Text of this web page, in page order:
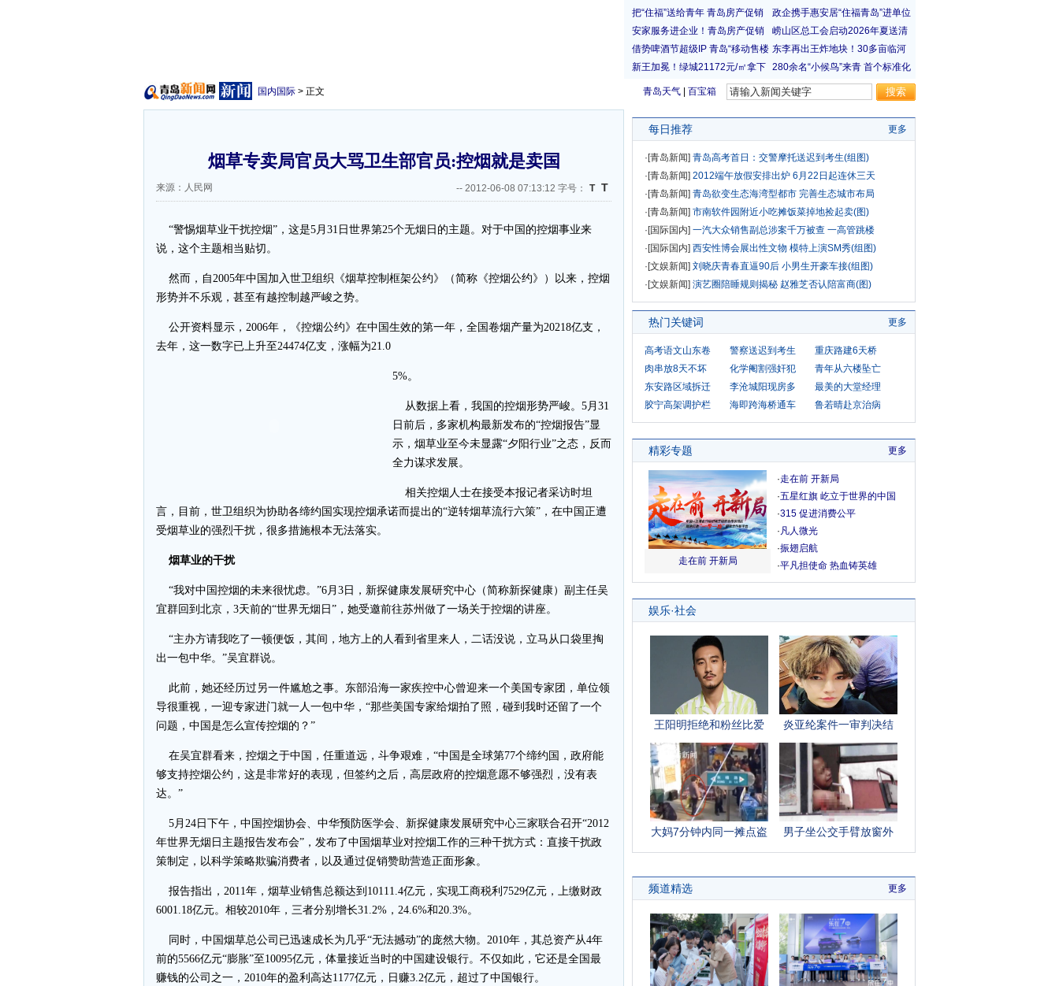
青岛天气 百宝箱
国内国际 > 正文
烟草专卖局官员大骂卫生部官员:控烟就是卖国
来源：人民网 -- 2012-06-08 07:13:12 字号： T T
“警惕烟草业干扰控烟”，这是5月31日世界第25个无烟日的主题。对于中国的控烟事业来
说，这个主题相当贴切。
然而，自2005年中国加入世卫组织《烟草控制框架公约》（简称《控烟公约》）以来，控烟
形势并不乐观，甚至有越控制越严峻之势。
公开资料显示，2006年，《控烟公约》在中国生效的第一年，全国卷烟产量为20218亿支，
去年，这一数字已上升至24474亿支，涨幅为21.0
5%。
从数据上看，我国的控烟形势严峻。5月31
日前后，多家机构最新发布的“控烟报告”显
示，烟草业至今未显露“夕阳行业”之态，反而
全力谋求发展。
相关控烟人士在接受本报记者采访时坦
言，目前，世卫组织为协助各缔约国实现控烟承诺而提出的“逆转烟草流行六策”，在中国正遭
受烟草业的强烈干扰，很多措施根本无法落实。
烟草业的干扰
“我对中国控烟的未来很忧虑。”6月3日，新探健康发展研究中心（简称新探健康）副主任吴
宜群回到北京，3天前的“世界无烟日”，她受邀前往苏州做了一场关于控烟的讲座。
“主办方请我吃了一顿便饭，其间，地方上的人看到省里来人，二话没说，立马从口袋里掏
出一包中华。”吴宜群说。
此前，她还经历过另一件尴尬之事。东部沿海一家疾控中心曾迎来一个美国专家团，单位领
导很重视，一迎专家进门就一人一包中华，“那些美国专家给烟拍了照，碰到我时还留了一个
问题，中国是怎么宣传控烟的？”
在吴宜群看来，控烟之于中国，任重道远，斗争艰难，“中国是全球第77个缔约国，政府能
够支持控烟公约，这是非常好的表现，但签约之后，高层政府的控烟意愿不够强烈，没有表
达。”
5月24日下午，中国控烟协会、中华预防医学会、新探健康发展研究中心三家联合召开“2012
年世界无烟日主题报告发布会”，发布了中国烟草业对控烟工作的三种干扰方式：直接干扰政
策制定，以科学策略欺骗消费者，以及通过促销赞助营造正面形象。
报告指出，2011年，烟草业销售总额达到10111.4亿元，实现工商税利7529亿元，上缴财政
6001.18亿元。相较2010年，三者分别增长31.2%，24.6%和20.3%。
同时，中国烟草总公司已迅速成长为几乎“无法撼动”的庞然大物。2010年，其总资产从4年
前的5566亿元“膨胀”至10095亿元，体量接近当时的中国建设银行。不仅如此，它还是全国最
赚钱的公司之一，2010年的盈利高达1177亿元，日赚3.2亿元，超过了中国银行。
每日推荐 更多
·[青岛新闻] 青岛高考首日：交警摩托送迟到考生(组图)
·[青岛新闻] 2012端午放假安排出炉 6月22日起连休三天
·[青岛新闻] 青岛欲变生态海湾型都市 完善生态城市布局
·[青岛新闻] 市南软件园附近小吃摊饭菜掉地捡起卖(图)
·[国际国内] 一汽大众销售副总涉案千万被查 一高管跳楼
·[国际国内] 西安性博会展出性文物 模特上演SM秀(组图)
·[文娱新闻] 刘晓庆青春直逼90后 小男生开豪车接(组图)
·[文娱新闻] 演艺圈陪睡规则揭秘 赵雅芝否认陪富商(图)
热门关键词 更多
高考语文山东卷 警察送迟到考生
重庆路建6天桥
肉串放8天不坏
化学阉割强奸犯
青年从六楼坠亡
东安路区域拆迁
李沧城阳现房多
最美的大堂经理
胶宁高架调护栏
海即跨海桥通车 鲁若晴赴京治病